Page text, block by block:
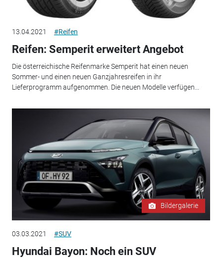
13.04.2021 #Reifen
Reifen: Semperit erweitert Angebot
Die österreichische Reifenmarke Semperit hat einen neuen
Sommer- und einen neuen Ganzjahresreifen in ihr
Lieferprogramm aufgenommen. Die neuen Modelle verfügen...
Bildergalerie
03.03.2021 #SUV
Hyundai Bayon: Noch ein SUV